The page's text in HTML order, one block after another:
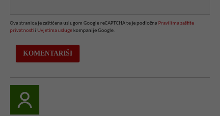
Ova stranica je zaštićena uslugom Google reCAPTCHA te je podložna Pravilima zaštite
privatnosti i Uvjetima usluge kompanije Google.